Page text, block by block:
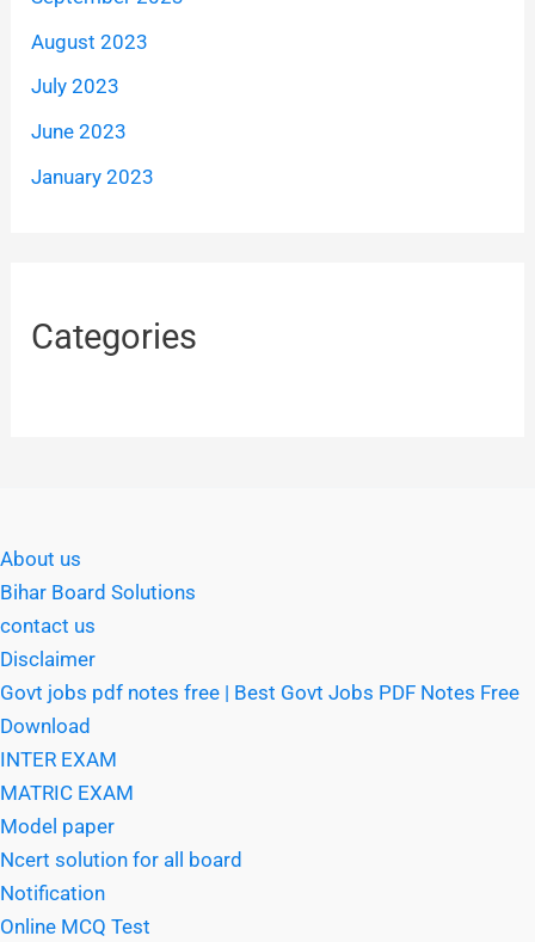
August 2023
July 2023
June 2023
January 2023
Categories
About us
Bihar Board Solutions
contact us
Disclaimer
Govt jobs pdf notes free | Best Govt Jobs PDF Notes Free
Download
INTER EXAM
MATRIC EXAM
Model paper
Ncert solution for all board
Notification
Online MCQ Test